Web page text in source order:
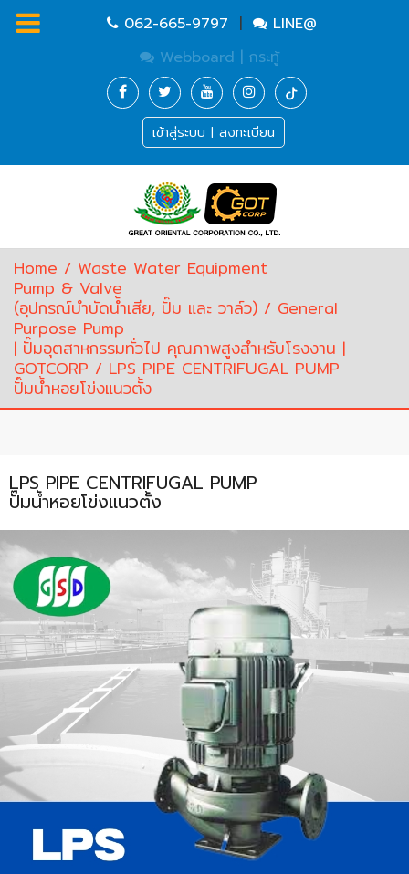
บำบัด
น้ำ
เสีย,
ปั๊ม
และ
วาล์ว)
Antipollution
(สิ่ง
ระบบ
ป้องกัน
มลพิษ)
INSTRUMENT
AUTOMATIONS
(อุปกรณ์
วัด
และ
ระบบ
062-665-9797 |
LINE@
Webboard | กระทู้
เข้าสู่ระบบ | ลงทะเบียน
Home / Waste Water Equipment
Pump & Valve
(อุปกรณ์บำบัดน้ำเสีย, ปั๊ม และ วาล์ว) / General
Purpose Pump
| ปั๊มอุตสาหกรรมทั่วไป คุณภาพสูงสำหรับโรงงาน |
GOTCORP / LPS PIPE CENTRIFUGAL PUMP
ปั๊มน้ำหอยโข่งแนวตั้ง
LPS PIPE CENTRIFUGAL PUMP
ปั๊มน้ำหอยโข่งแนวตั้ง